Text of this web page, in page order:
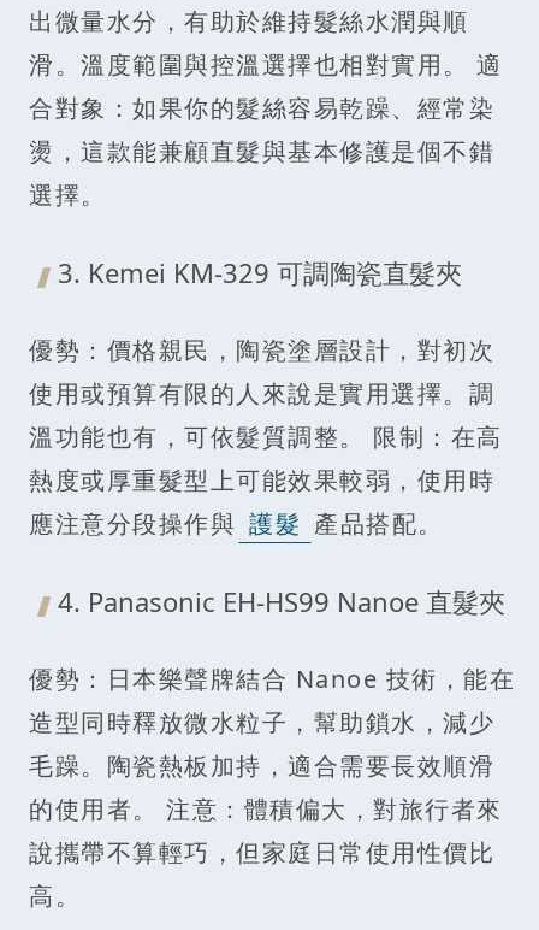
出微量水分，有助於維持髮絲水潤與順
滑。溫度範圍與控溫選擇也相對實用。 適
合對象：如果你的髮絲容易乾躁、經常染
燙，這款能兼顧直髮與基本修護是個不錯
選擇。
3. Kemei KM‑329 可調陶瓷直髮夾
優勢：價格親民，陶瓷塗層設計，對初次
使用或預算有限的人來說是實用選擇。調
溫功能也有，可依髮質調整。 限制：在高
熱度或厚重髮型上可能效果較弱，使用時
應注意分段操作與 護髮 產品搭配。
4. Panasonic EH-HS99 Nanoe 直髮夾
優勢：日本樂聲牌結合 Nanoe 技術，能在
造型同時釋放微水粒子，幫助鎖水，減少
毛躁。陶瓷熱板加持，適合需要長效順滑
的使用者。 注意：體積偏大，對旅行者來
說攜帶不算輕巧，但家庭日常使用性價比
高。